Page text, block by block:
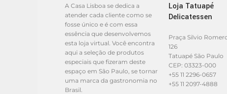
A Casa Lisboa se dedica a
atender cada cliente como se
fosse único e é com essa
essência que desenvolvemos
esta loja virtual. Você encontra
aqui a seleção de produtos
especiais que fizeram deste
espaço em São Paulo, se tornar
uma marca da gastronomia no
Brasil.
Loja Tatuapé
Delicatessen
Praça Silvio
126
Tatuapé São Paulo
CEP: 03323-000
+55 11 2296-0657
+55 11 2097-4888